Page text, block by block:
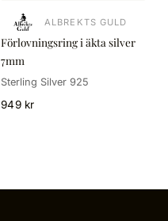
ALBREKTS GULD
Förlovningsring i äkta silver
7mm
Sterling Silver 925
949 kr